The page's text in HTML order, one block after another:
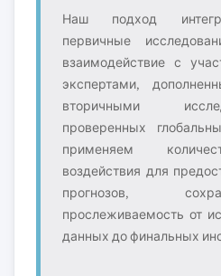
Наш подход
первичные
взаимодействие с
экспертами,
вторичными
проверенных
применяем
воздействия для
прогнозов,
прослеживаемость от
данных до финальных